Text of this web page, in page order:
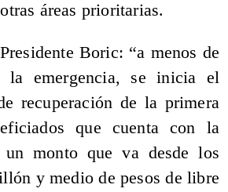
áreas prioritarias.
Boric: “a menos de
la emergencia, se inicia el
recuperación de la primera
que cuenta con la
monto que va desde los
y medio de pesos de libre